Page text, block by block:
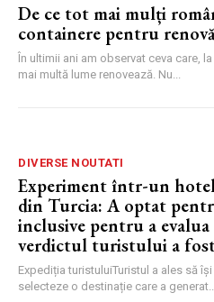
De ce tot mai mulți
containere pentru
În ultimii ani am observat ceva care,
mai multă lume renovează. Nu...
DIVERSE NOUTATI
Experiment într-un
din Turcia: A optat
inclusive pentru a
verdictul turistului a
Expediția turistuluiTuristul a ales să
selecteze o destinație care a generat...